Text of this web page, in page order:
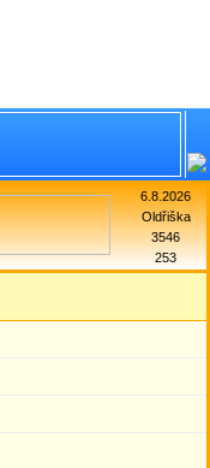
6.8.2026
Oldřiška
3546
253